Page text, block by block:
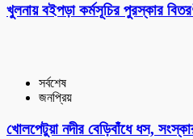
খুলনায় বইপড়া কর্মসূচির পুরস্কার
সর্বশেষ
জনপ্রিয়
খোলপেটুয়া নদীর বেড়িবাঁধে ধস,